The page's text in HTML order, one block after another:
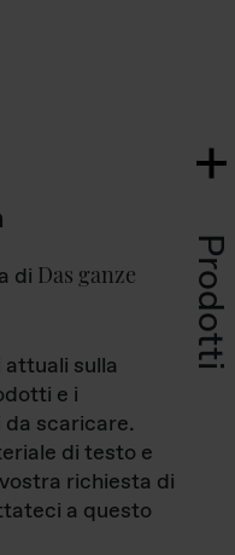
Prodotti
di Das ganze
sulla
e i
scaricare.
di testo e
richiesta di
a questo